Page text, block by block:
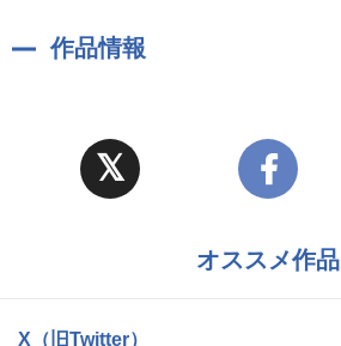
作品情報
オススメ作品
X（旧Twitter）